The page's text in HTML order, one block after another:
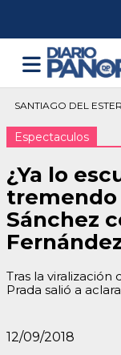
SANTIAGO DEL
Espectaculos
¿Ya lo
tremendo
Sánchez
Tras la
Prada salió a
12/09/2018